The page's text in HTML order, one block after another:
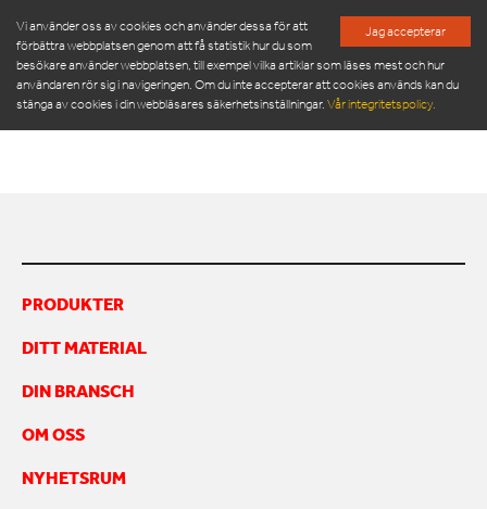
Jag accepterar
Vi använder oss av cookies och använder dessa för att
förbättra webbplatsen genom att få statistik hur du som
besökare använder webbplatsen, till exempel vilka artiklar som läses mest och hur
användaren rör sig i navigeringen. Om du inte accepterar att cookies används kan du
stänga av cookies i din webbläsares säkerhetsinställningar.Vår integritetspolicy.
MÖT VÅR LEDNINGSGRUPP
INSPIRATION
FRAMGÅNGSHISTORIER
ARBETA HOS OSS
ORWAK FLEX 4110_ES
Orwak Flex 4110_es
PRODUKTER
DITT MATERIAL
DIN BRANSCH
OM OSS
NYHETSRUM